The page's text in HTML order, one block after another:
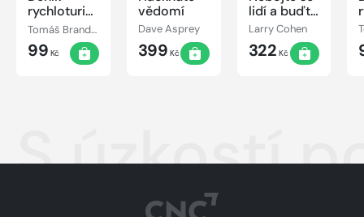
rychloturisty,
3. díl: Kraje
Jihočeský,
Vysočina,
Olomoucký
Tomáš Brandejský
99 Kč
vědomí
Dave Asprey
399 Kč
lidí a buďte
sami sebou
Larry Cohen
322 Kč
S úzkostí